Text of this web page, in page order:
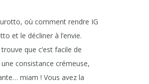
où comment rendre IG
et le décliner à l’envie.
trouve que c’est facile de
consistance crémeuse,
miam ! Vous avez la